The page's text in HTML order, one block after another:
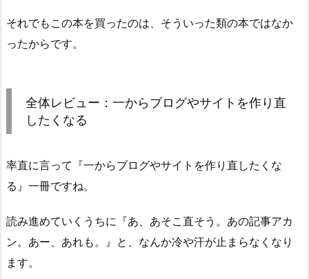
それでもこの本を買ったのは、そういった類の本ではなか
ったからです。
全体レビュー：一からブログやサイトを作り直
したくなる
率直に言って『一からブログやサイトを作り直したくな
る』一冊ですね。
読み進めていくうちに『あ、あそこ直そう。あの記事アカ
ン。あー、あれも。』と、なんか冷や汗が止まらなくなり
ます。